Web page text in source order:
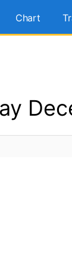
Chart